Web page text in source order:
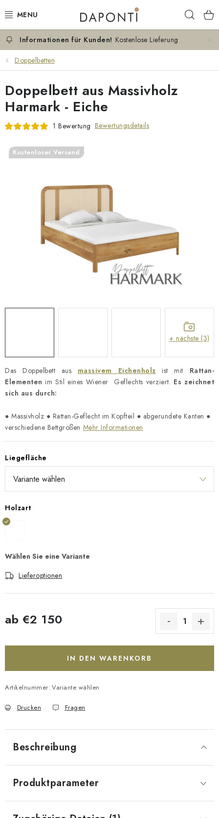
Inhalt
DOPPELBETTEN
EINZELBETTEN
NACHTTISCHE
ZERTIFIKATE
Geschäftsbewertung Blog
Lieferung
Allgemeine Geschäftsbedingungen
Datenschutzerklärung
Reklamation und Rücksendung der Ware
Über uns
Zahlungsmethoden auf unserer Website
Zertifikate
Kostenlose Lieferung
Doppelbetten
Das Doppelbett aus massivem Eichenholz ist mit Rattan-
Elementen im Stil eines Wiener Geflechts verziert. Es zeichnet
sich aus durch:
● Massivholz ● Rattan-Geflecht im Kopfteil ● abgerundete Kanten ●
verschiedene Bettgrößen Mehr Informationen
Liegefläche
Holzart
Lieferoptionen
ab €2 150
IN DEN WARENKORB
Artikelnummer: Variante wählen
Drucken Fragen
Doppelbett aus Massivholz
Harmark - Eiche
1 Bewertung Bewertungsdetails
Kostenloser Versand
+ nächste (3)
Beschreibung
Produktparameter